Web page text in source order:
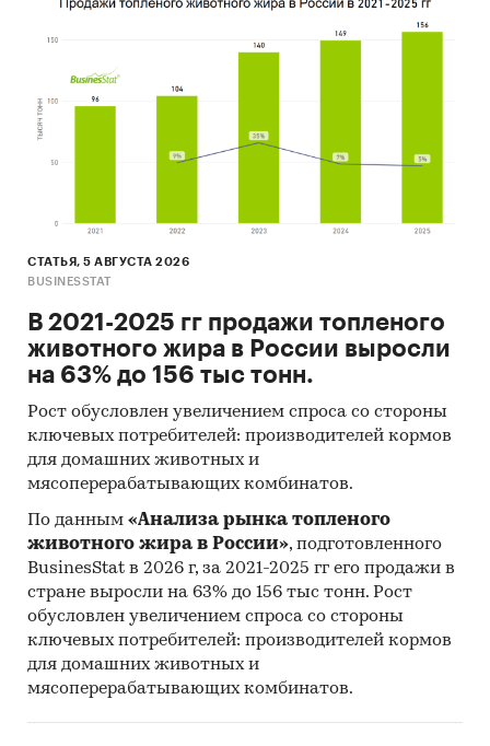
В портфеле компании более 2000 регулярно
обновляемых исследований.
Категории: Потребительские товары
Потребительские услуги /
Химчистки, прачечные
Россия
Пандемия
СТАТЬЯ, 5 АВГУСТА 2026
BUSINESSTAT
В 2021-2025 гг продажи топленого
животного жира в России выросли
на 63% до 156 тыс тонн.
Рост обусловлен увеличением спроса со стороны
ключевых потребителей: производителей кормов
для домашних животных и
мясоперерабатывающих комбинатов.
По данным «Анализа рынка топленого
животного жира в России», подготовленного
BusinesStat в 2026 г, за 2021-2025 гг его продажи в
стране выросли на 63% до 156 тыс тонн. Рост
обусловлен увеличением спроса со стороны
ключевых потребителей: производителей кормов
для домашних животных и
мясоперерабатывающих комбинатов.